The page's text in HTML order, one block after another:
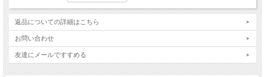
返品についての詳細はこちら
お問い合わせ
友達にメールですすめる